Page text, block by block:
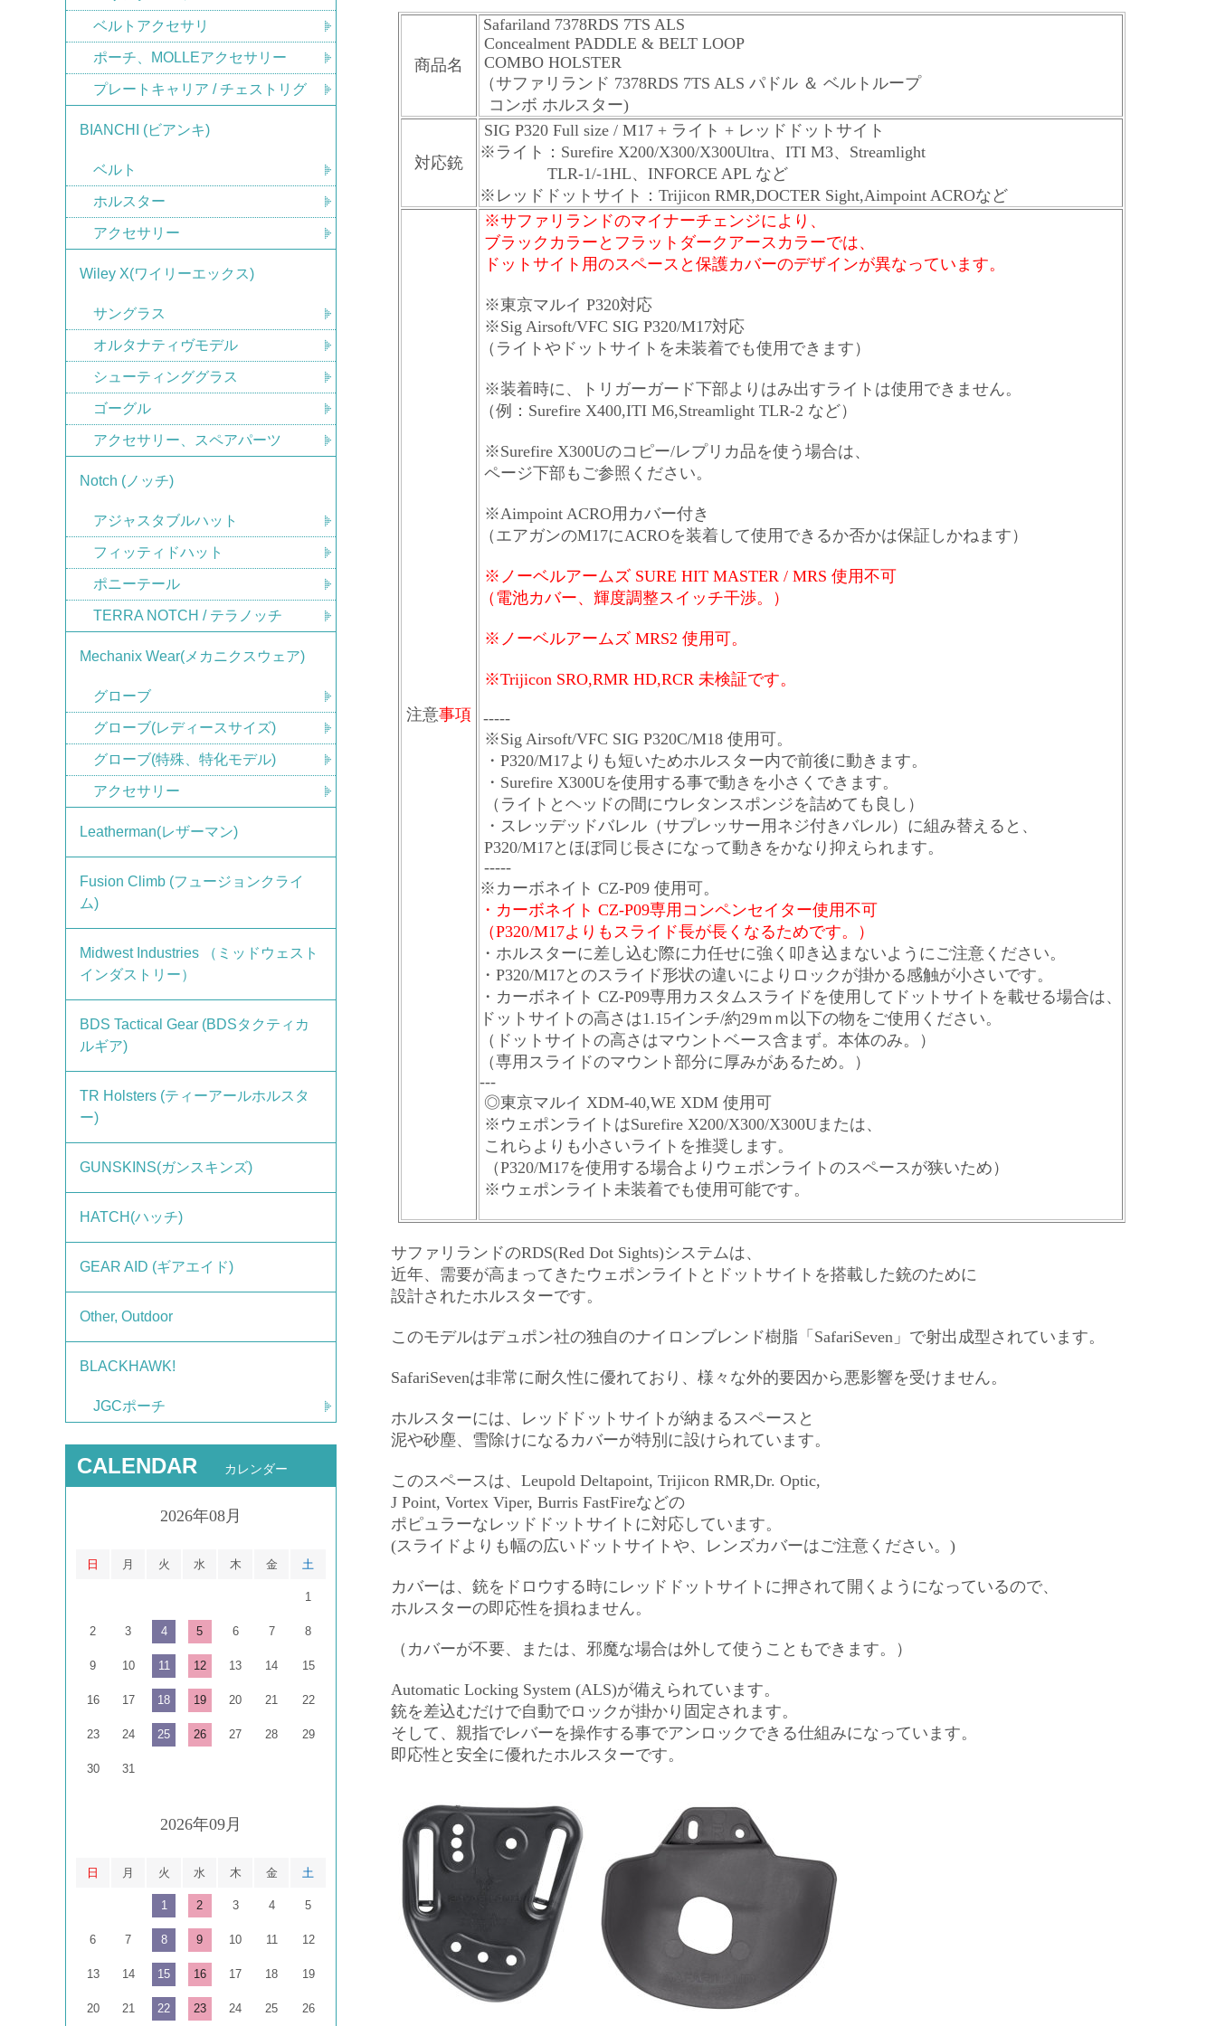
商品名
Safariland 7378RDS 7TS ALS
Concealment PADDLE & BELT LOOP
COMBO HOLSTER
（サファリランド 7378RDS 7TS ALS パドル ＆ ベルトループ
コンボ ホルスター)
対応銃
SIG P320 Full size / M17 + ライト + レッドドットサイト
※ライト：Surefire X200/X300/X300Ultra、ITI M3、Streamlight
TLR-1/-1HL、INFORCE APL など
※レッドドットサイト：Trijicon RMR,DOCTER Sight,Aimpoint ACROなど
注意事項
※サファリランドのマイナーチェンジにより、
ブラックカラーとフラットダークアースカラーでは、
ドットサイト用のスペースと保護カバーのデザインが異なっています。
※東京マルイ P320対応
※Sig Airsoft/VFC SIG P320/M17対応
（ライトやドットサイトを未装着でも使用できます）
※装着時に、トリガーガード下部よりはみ出すライトは使用できません。
（例：Surefire X400,ITI M6,Streamlight TLR-2 など）
※Surefire X300Uのコピー/レプリカ品を使う場合は、
ページ下部もご参照ください。
※Aimpoint ACRO用カバー付き
（エアガンのM17にACROを装着して使用できるか否かは保証しかねます）
※ ノーベルアームズ SURE HIT MASTER / MRS 使用不可
（電池カバー、輝度調整スイッチ干渉。）
※ノーベルアームズ MRS2 使用可。
※Trijicon SRO,RMR HD,RCR 未検証です。
-----
※Sig Airsoft/VFC SIG P320C/M18 使用可。
・P320/M17よりも短いためホルスター内で前後に動きます。
・Surefire X300Uを使用する事で動きを小さくできます。
（ライトとヘッドの間にウレタンスポンジを詰めても良し）
・スレッデッドバレル（サプレッサー用ネジ付きバレル）に組み替えると、
P320/M17とほぼ同じ長さになって動きをかなり抑えられます。
-----
※カーボネイト CZ-P09 使用可。
・カーボネイト CZ-P09専用コンペンセイター使用不可
（P320/M17よりもスライド長が長くなるためです。）
・ホルスターに差し込む際に力任せに強く叩き込まないようにご注意ください。
・P320/M17とのスライド形状の違いによりロックが掛かる感触が小さいです。
・カーボネイト CZ-P09専用カスタムスライドを使用してドットサイトを載せる場合は、
ドットサイトの高さは1.15インチ/約29ｍｍ以下の物をご使用ください。
（ドットサイトの高さはマウントベース含まず。本体のみ。）
（専用スライドのマウント部分に厚みがあるため。）
---
◎東京マルイ XDM-40,WE XDM 使用可
※ウェポンライトはSurefire X200/X300/X300Uまたは、
これらよりも小さいライトを推奨します。
（P320/M17を使用する場合よりウェポンライトのスペースが狭いため）
※ウェポンライト未装着でも使用可能です。
サファリランドのRDS(Red Dot Sights)システムは、
近年、需要が高まってきたウェポンライトとドットサイトを搭載した銃のために
設計されたホルスターです。
このモデルはデュポン社の独自のナイロンブレンド樹脂「SafariSeven」で射出成型されています。
SafariSevenは非常に耐久性に優れており、様々な外的要因から悪影響を受けません。
ホルスターには、レッドドットサイトが納まるスペースと
泥や砂塵、雪除けになるカバーが特別に設けられています。
このスペースは、Leupold Deltapoint, Trijicon RMR,Dr. Optic,
J Point, Vortex Viper, Burris FastFireなどの
ポピュラーなレッドドットサイトに対応しています。
(スライドよりも幅の広いドットサイトや、レンズカバーはご注意ください。)
カバーは、銃をドロウする時にレッドドットサイトに押されて開くようになっているので、
ホルスターの即応性を損ねません。
（カバーが不要、または、邪魔な場合は外して使うこともできます。）
Automatic Locking System (ALS)が備えられています。
銃を差込むだけで自動でロックが掛かり固定されます。
そして、親指でレバーを操作する事でアンロックできる仕組みになっています。
即応性と安全に優れたホルスターです。
ベルトアクセサリ
ポーチ、MOLLEアクセサリー
プレートキャリア / チェストリグ
BIANCHI (ビアンキ)
ベルト
ホルスター
アクセサリー
Wiley X(ワイリーエックス)
サングラス
オルタナティヴモデル
シューティンググラス
ゴーグル
アクセサリー、スペアパーツ
Notch (ノッチ)
アジャスタブルハット
フィッティドハット
ポニーテール
TERRA NOTCH / テラノッチ
Mechanix Wear(メカニクスウェア)
グローブ
グローブ(レディースサイズ)
グローブ(特殊、特化モデル)
アクセサリー
Leatherman(レザーマン)
Fusion Climb (フュージョンクライ
ム)
Midwest Industries （ミッドウェスト
インダストリー）
BDS Tactical Gear (BDSタクティカ
ルギア)
TR Holsters (ティーアールホルスタ
ー)
GUNSKINS(ガンスキンズ)
HATCH(ハッチ)
GEAR AID (ギアエイド)
Other, Outdoor
BLACKHAWK!
JGCポーチ
CALENDAR カレンダー
2026年08月
日 月 火 水 木 金 土
1
2 3 4 5 6 7 8
9 10 11 12 13 14 15
16 17 18 19 20 21 22
23 24 25 26 27 28 29
30 31
2026年09月
日 月 火 水 木 金 土
1 2 3 4 5
6 7 8 9 10 11 12
13 14 15 16 17 18 19
20 21 22 23 24 25 26